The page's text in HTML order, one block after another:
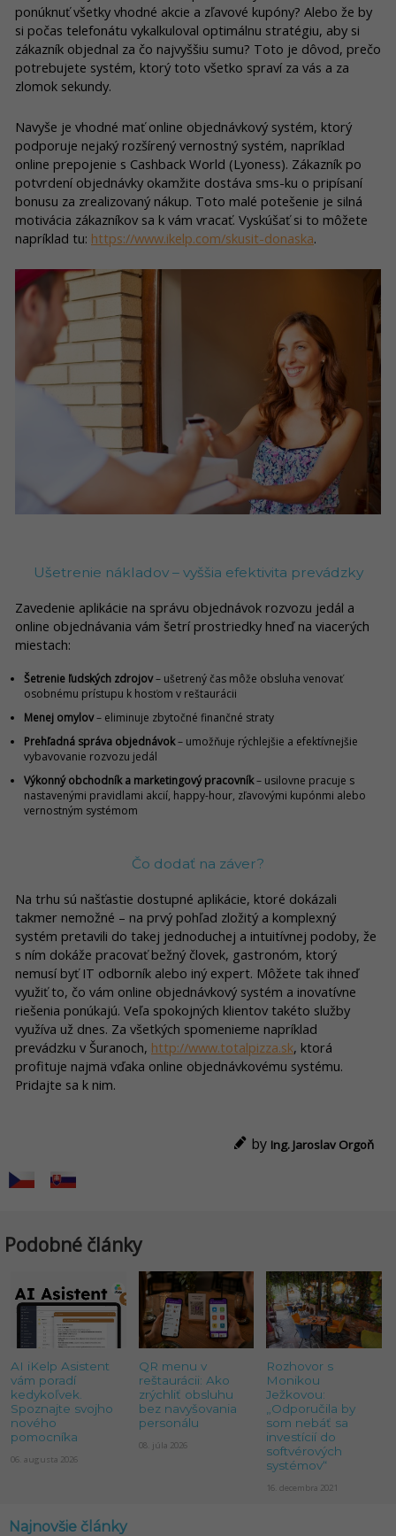
ponúknuť všetky vhodné akcie a zľavové kupóny? Alebo že by
si počas telefonátu vykalkuloval optimálnu stratégiu, aby si
zákazník objednal za čo najvyššiu sumu? Toto je dôvod, prečo
potrebujete systém, ktorý toto všetko spraví za vás a za
zlomok sekundy.
Navyše je vhodné mať online objednávkový systém, ktorý
podporuje nejaký rozšírený vernostný systém, napríklad
online prepojenie s Cashback World (Lyoness). Zákazník po
potvrdení objednávky okamžite dostáva sms-ku o pripísaní
bonusu za zrealizovaný nákup. Toto malé potešenie je silná
motivácia zákazníkov sa k vám vracať. Vyskúšať si to môžete
napríklad tu: https://www.ikelp.com/skusit-donaska.
Ušetrenie nákladov – vyššia efektivita prevádzky
Zavedenie aplikácie na správu objednávok rozvozu jedál a
online objednávania vám šetrí prostriedky hneď na viacerých
miestach:
Šetrenie ľudských zdrojov– ušetrený čas môže obsluha venovať
osobnému prístupu k hosťom v reštaurácii
Menej omylov– eliminuje zbytočné finančné straty
Prehľadná správa objednávok– umožňuje rýchlejšie a efektívnejšie
vybavovanie rozvozu jedál
Výkonný obchodník a marketingový pracovník– usilovne pracuje s
nastavenými pravidlami akcií, happy-hour, zľavovými kupónmi alebo
vernostným systémom
Čo dodať na záver?
Na trhu sú našťastie dostupné aplikácie, ktoré dokázali
takmer nemožné – na prvý pohľad zložitý a komplexný
systém pretavili do takej jednoduchej a intuitívnej podoby, že
s ním dokáže pracovať bežný človek, gastronóm, ktorý
nemusí byť IT odborník alebo iný expert. Môžete tak ihneď
využiť to, čo vám online objednávkový systém a inovatívne
riešenia ponúkajú. Veľa spokojných klientov takéto služby
využíva už dnes. Za všetkých spomenieme napríklad
prevádzku v Šuranoch, http://www.totalpizza.sk, ktorá
profituje najmä vďaka online objednávkovému systému.
Pridajte sa k nim.
by Ing. Jaroslav Orgoň
Podobné články
AI iKelp Asistent
vám poradí
kedykoľvek.
Spoznajte svojho
nového
pomocníka
06. augusta 2026
QR menu v
reštaurácii: Ako
zrýchliť obsluhu
bez navyšovania
personálu
08. júla 2026
Rozhovor s
Monikou
Ježkovou:
„Odporučila by
som nebáť sa
investícií do
softvérových
systémov“
16. decembra 2021
Najnovšie články